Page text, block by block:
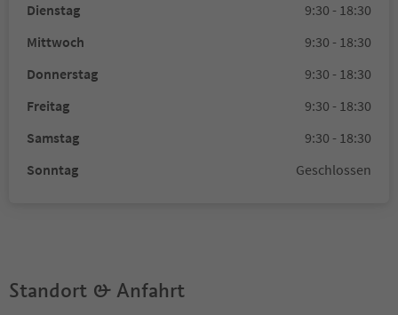
Dienstag
9:30 - 18:30
Mittwoch
9:30 - 18:30
Donnerstag
9:30 - 18:30
Freitag
9:30 - 18:30
Samstag
9:30 - 18:30
Sonntag
Geschlossen
Standort & Anfahrt